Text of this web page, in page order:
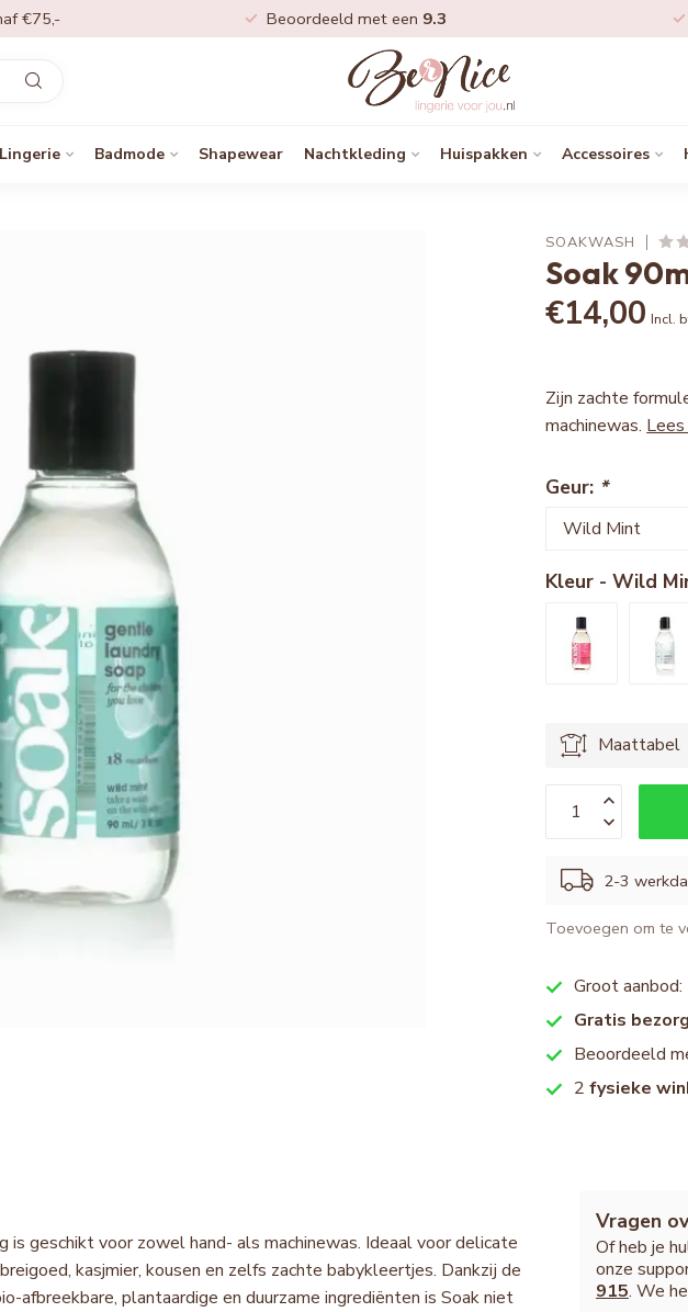
€75,- Beoordeeld met een 9.3
Lingerie Badmode Shapewear Nachtkleding Huispakken Accessoires
SOAKWASH
Soak
€14,00 Incl.
Zijn zachte
machinewas.
Geur: *
Kleur - Wild
Maattabel
2-3
Toevoegen om te
Groot aanbod:
Gratis
Beoordeeld
2fysieke
is geschikt voor zowel hand- als machinewas. Ideaal voor delicate
kasjmier, kousen en zelfs zachte babykleertjes. Dankzij de
afbreekbare, plantaardige en duurzame ingrediënten is Soak niet
Vragen
Of heb je
onze
915. We